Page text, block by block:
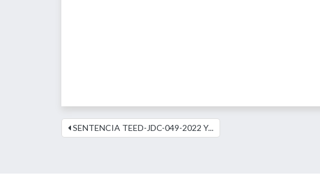
SENTENCIA TEED-JDC-049-2022 Y...